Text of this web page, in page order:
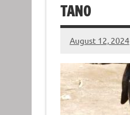
TANO
August 12, 2024